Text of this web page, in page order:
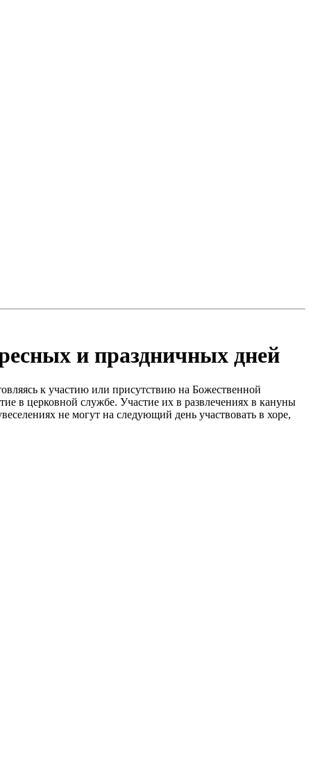
и праздничных дней
к участию или присутствию на Божественной
в церковной службе. Участие их в развлечениях в кануны
не могут на следующий день участвовать в хоре,